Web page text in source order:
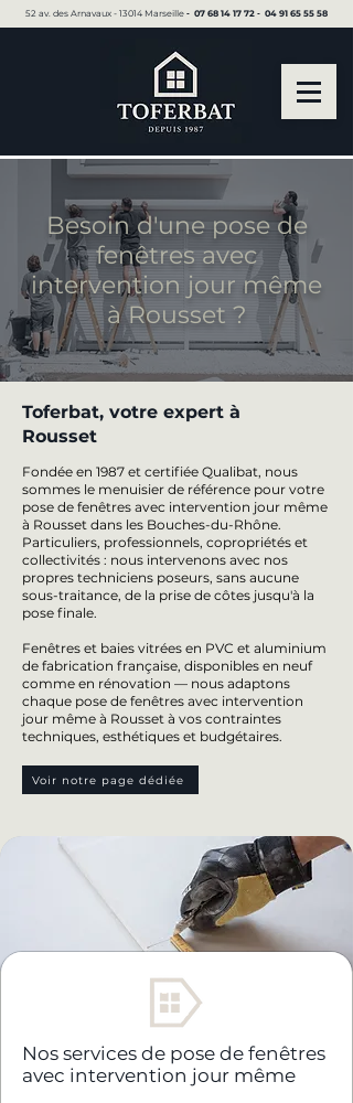
52 av. des Arnavaux - 13014 Marseille ▪︎ 07 68 14 17 72 ▪︎ 04 91 65 55 58
Besoin d'une pose de
fenêtres avec
intervention jour même
à Rousset ?
Toferbat, votre expert à
Rousset
Fondée en 1987 et certifiée Qualibat, nous
sommes le menuisier de référence pour votre
pose de fenêtres avec intervention jour même
à Rousset dans les Bouches-du-Rhône.
Particuliers, professionnels, copropriétés et
collectivités : nous intervenons avec nos
propres techniciens poseurs, sans aucune
sous-traitance, de la prise de côtes jusqu'à la
pose finale.
Fenêtres et baies vitrées en PVC et aluminium
de fabrication française, disponibles en neuf
comme en rénovation — nous adaptons
chaque pose de fenêtres avec intervention
jour même à Rousset à vos contraintes
techniques, esthétiques et budgétaires.
Voir notre page dédiée
Nos services de pose de fenêtres
avec intervention jour même